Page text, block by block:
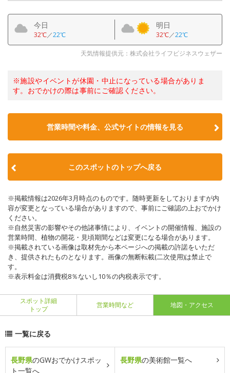
今日
32℃／22℃
明日
32℃／22℃
天気情報提供元：株式会社ライフビジネスウェザー
※施設やイベントが休園・中止になっている場合がありま
す。おでかけの際は事前にご確認ください。
営業時間や料金、公式サイトの情報を見る
このスポットのトップへ戻る
※掲載情報は2026年3月時点のものです。随時更新をしておりますが内
容が変更となっている場合がありますので、事前にご確認の上おでかけ
ください。
※自然災害の影響やその他諸事情により、イベントの開催情報、施設の
営業時間、植物の開花・見頃期間などは変更になる場合があります。
※掲載されている画像は取材先から本ページへの掲載の許諾をいただ
き、提供されたものとなります。画像の無断転載(二次使用)は禁止で
す。
※表示料金は消費税8％ないし10％の内税表示です。
スポット詳細
トップ
営業時間など 地図・アクセス
一覧に戻る
長野県のGWおでかけスポッ
ト一覧へ
長野県の美術館一覧へ